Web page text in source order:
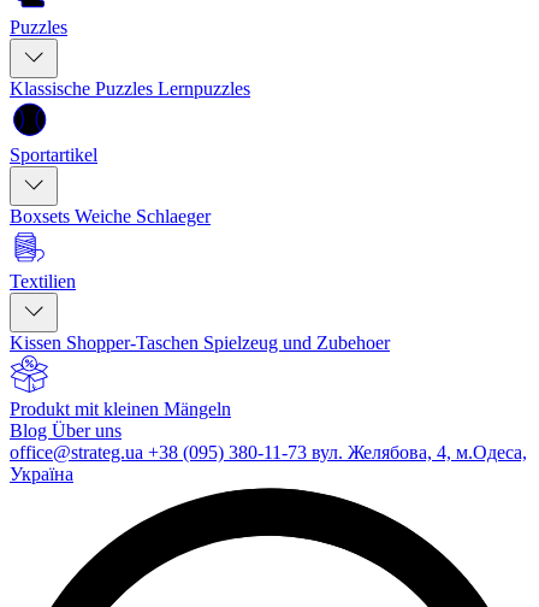
Puzzles
Klassische Puzzles Lernpuzzles
Sportartikel
Boxsets Weiche Schlaeger
Textilien
Kissen Shopper-Taschen Spielzeug und Zubehoer
Produkt mit kleinen Mängeln
Blog Über uns
office@strateg.ua +38 (095) 380-11-73 вул. Желябова, 4, м.Одеса,
Україна